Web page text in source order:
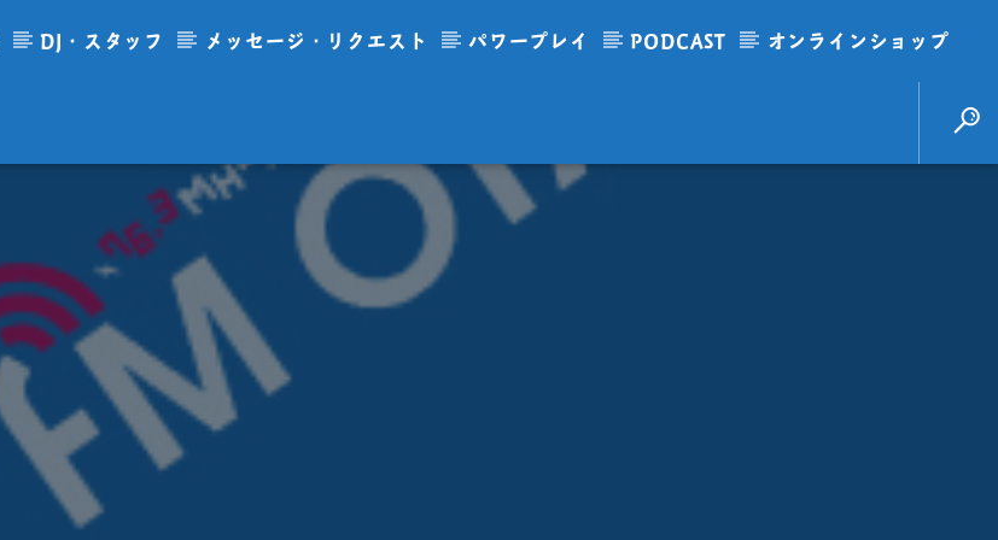
DJ・スタッフ メッセージ・リクエスト パワープレイ PODCAST オンラインショップ